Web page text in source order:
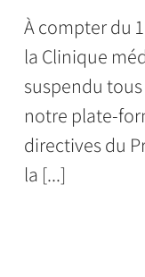
À compter du
la Clinique
suspendu
notre plate-
directives du
la [...]